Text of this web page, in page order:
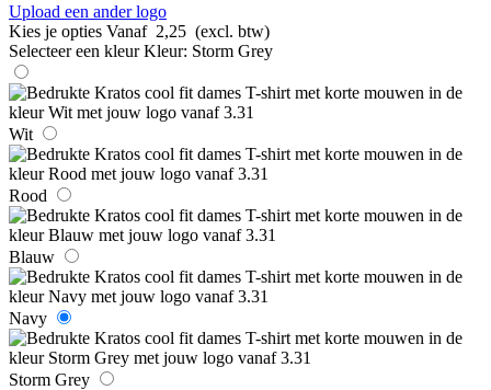
Upload een ander logo
Kies je opties Vanaf 2,25 (excl. btw)
Selecteer een kleur Kleur: Storm Grey
Wit
Rood
Blauw
Navy
Storm Grey